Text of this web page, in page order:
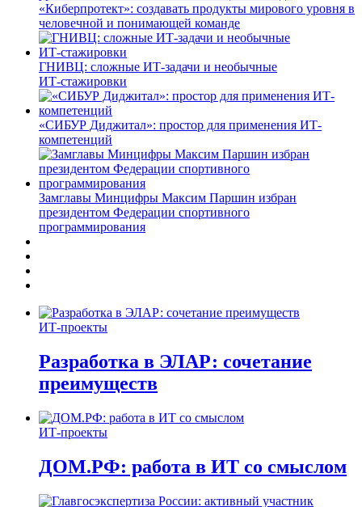
«Киберпротект»: создавать продукты мирового уровня в
человечной и понимающей команде
ГНИВЦ: сложные ИТ‑задачи и необычные
ИТ‑стажировки
«СИБУР Диджитал»: простор для применения ИТ-
компетенций
Замглавы Минцифры Максим Паршин избран
президентом Федерации спортивного
программирования
ИТ-проекты
Разработка в ЭЛАР: сочетание
преимуществ
ИТ-проекты
ДОМ.РФ: работа в ИТ со смыслом